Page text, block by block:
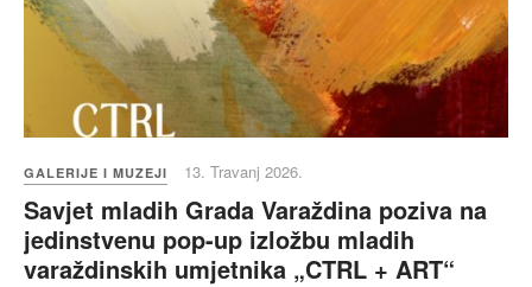
GALERIJE I MUZEJI 13. Travanj 2026.
Savjet mladih Grada Varaždina poziva na
jedinstvenu pop-up izložbu mladih
varaždinskih umjetnika „CTRL + ART“